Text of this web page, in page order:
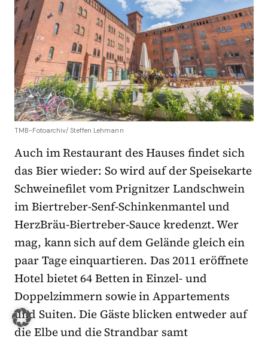
TMB-Fotoarchiv/ Steffen Lehmann
Auch im Restaurant des Hauses findet sich
das Bier wieder: So wird auf der Speisekarte
Schweinefilet vom Prignitzer Landschwein
im Biertreber-Senf-Schinkenmantel und
HerzBräu-Biertreber-Sauce kredenzt. Wer
mag, kann sich auf dem Gelände gleich ein
paar Tage einquartieren. Das 2011 eröffnete
Hotel bietet 64 Betten in Einzel- und
Doppelzimmern sowie in Appartements
und Suiten. Die Gäste blicken entweder auf
die Elbe und die Strandbar samt